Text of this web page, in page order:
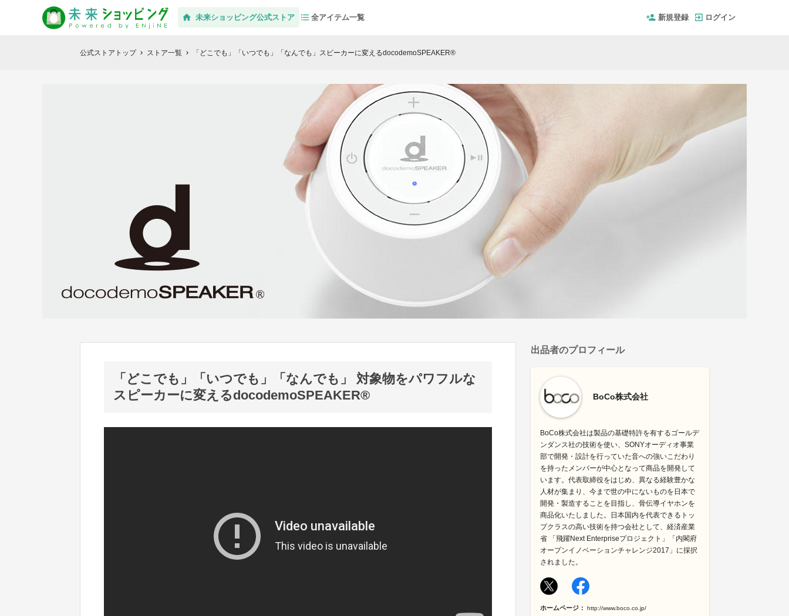
未来ショッピング公式ストア 全アイテム一覧 新規登録 ログイン
公式ストアトップ chevron_right ストア一覧 chevron_right 「どこでも」「いつでも」「なんでも」スピーカーに変えるdocodemoSPEAKER®
「どこでも」「いつでも」「なんでも」 対象物をパワフルな
スピーカーに変えるdocodemoSPEAKER®
出品者のプロフィール
BoCo株式会社
BoCo株式会社は製品の基礎特許を有するゴールデ
ンダンス社の技術を使い、SONYオーディオ事業
部で開発・設計を行っていた音への強いこだわり
を持ったメンバーが中心となって商品を開発して
います。代表取締役をはじめ、異なる経験豊かな
人材が集まり、今まで世の中にないものを日本で
開発・製造することを目指し、骨伝導イヤホンを
商品化いたしました。日本国内を代表できるトッ
プクラスの高い技術を持つ会社として、経済産業
省 「飛躍Next Enterpriseプロジェクト」「内閣府
オープンイノベーションチャレンジ2017」に採択
されました。
ホームページ： http://www.boco.co.jp/